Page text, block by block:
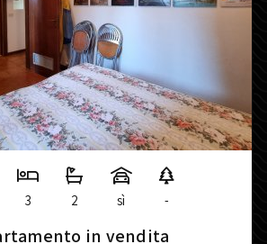
3 2 sì -
in vendita